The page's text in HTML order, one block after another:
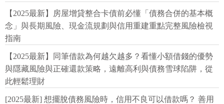
【2025最新】房屋增貸整合卡債前必懂「債務合併的基本概
念」與長期風險、現金流規劃與信用重建重點完整風險檢視
指南
【2025最新】同筆借款為何越欠越多？看懂小額借錢的優勢
與隱藏風險與正確還款策略，遠離高利與債務雪球陷阱，從
此輕鬆理財
[2025最新] 想擺脫債務風險時，信用不良可以借款嗎？ 善用